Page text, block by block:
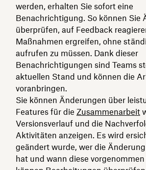
werden, erhalten Sie sofort eine
Benachrichtigung. So können Sie
überprüfen, auf Feedback
Maßnahmen ergreifen, ohne
aufrufen zu müssen. Dank dieser
Benachrichtigungen sind Teams
aktuellen Stand und können die
voranbringen.
Sie können Änderungen über
Features für die Zusammenarbeit
Versionsverlauf und die
Aktivitäten anzeigen. Es wird
geändert wurde, wer die
hat und wann diese